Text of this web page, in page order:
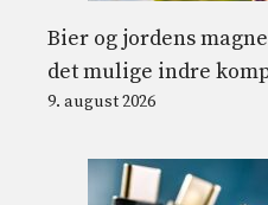
Bier og jordens
det mulige indre
9. august 2026